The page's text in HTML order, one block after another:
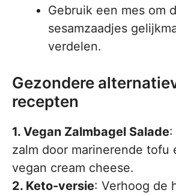
Gebruik een mes om
sesamzaadjes
verdelen.
Gezondere
recepten
1. Vegan Zalmbagel Salade:
zalm door marinerende tofu
vegan cream cheese.
2. Keto-versie: Verhoog de